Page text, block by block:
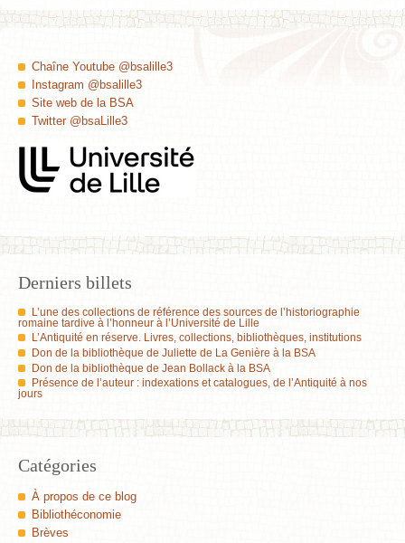
Chaîne Youtube @bsalille3
Instagram @bsalille3
Site web de la BSA
Twitter @bsaLille3
Derniers billets
L’une des collections de référence des sources de l’historiographie
romaine tardive à l’honneur à l’Université de Lille
L’Antiquité en réserve. Livres, collections, bibliothèques, institutions
Don de la bibliothèque de Juliette de La Genière à la BSA
Don de la bibliothèque de Jean Bollack à la BSA
Présence de l’auteur : indexations et catalogues, de l’Antiquité à nos
jours
Catégories
À propos de ce blog
Bibliothéconomie
Brèves